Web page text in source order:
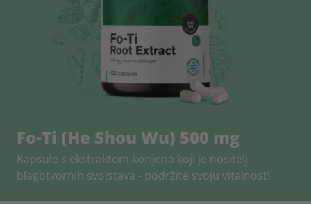
Fo-Ti (He Shou Wu) 500 mg
Kapsule s ekstraktom korijena koji je nositelj
blagotvornih svojstava - podržite svoju vitalnost!